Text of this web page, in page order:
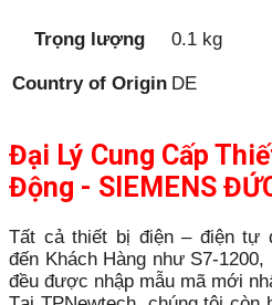
Trọng lượng 0.1 kg
Country of Origin DE
Đại Lý Cung Cấp
Động - SIEMENS
Tất cả thiết bị điện – điện tự
đến Khách Hàng như S7-
đều được nhập mẫu mã mới